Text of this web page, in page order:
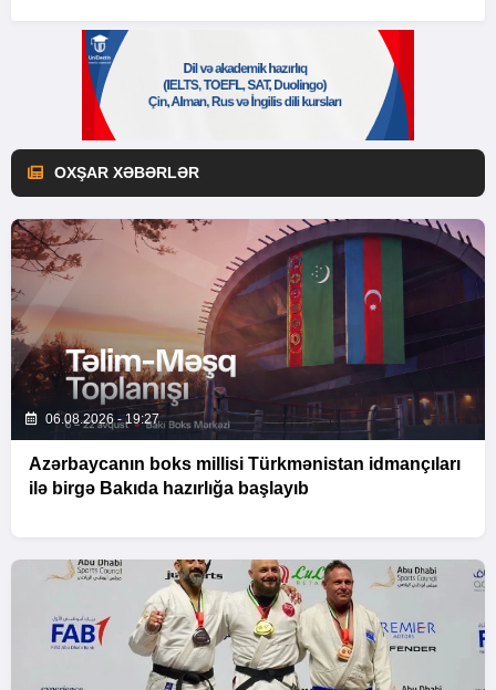
OXŞAR XƏBƏRLƏR
06.08.2026 - 19:27
Azərbaycanın boks millisi Türkmənistan idmançıları
ilə birgə Bakıda hazırlığa başlayıb